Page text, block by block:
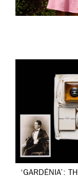
‘GARDÉNIA’: